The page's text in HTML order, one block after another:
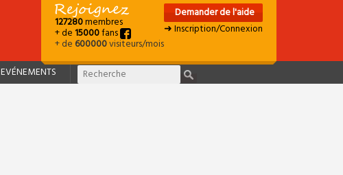
127280membres
+ de15000fans
+ de600000visiteurs/mois
Demander de l'aide
➜ Inscription/Connexion
EVÉNEMENTS